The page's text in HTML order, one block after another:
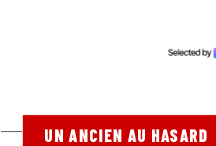
UN ANCIEN AU HASARD